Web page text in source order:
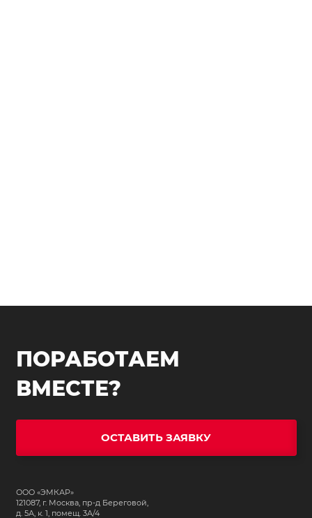
ПОРАБОТАЕМ
ВМЕСТЕ?
ОСТАВИТЬ ЗАЯВКУ
ООО «ЭМКАР»
121087, г. Москва, пр-д Береговой,
д. 5А, к. 1, помещ. 3А/4